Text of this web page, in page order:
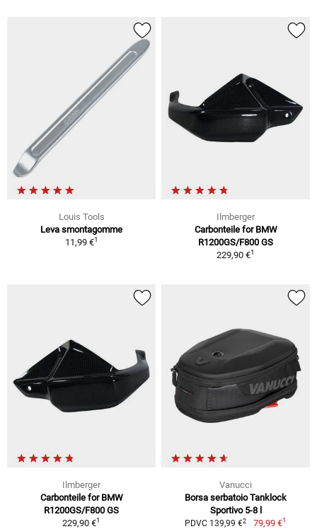
Louis Tools
Leva smontagomme
11,99 €1
Ilmberger
Carbonteile for BMW
R1200GS/F800 GS
229,90 €1
Ilmberger
Carbonteile for BMW
R1200GS/F800 GS
229,90 €1
Vanucci
Borsa serbatoio Tanklock
Sportivo 5-8 l
PDVC 139,99 €2 79,99 €1